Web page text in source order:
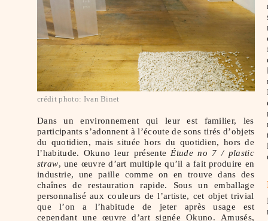
crédit photo: Ivan Binet
Dans un environnement qui leur est familier, les
participants s’adonnent à l’écoute de sons tirés d’objets
du quotidien, mais située hors du quotidien, hors de
l’habitude. Okuno leur présenteÉtude no 7 / plastic
straw, une œuvre d’art multiple qu’il a fait produire en
industrie, une paille comme on en trouve dans des
chaînes de restauration rapide. Sous un emballage
personnalisé aux couleurs de l’artiste, cet objet trivial
que l’on a l’habitude de jeter après usage est
cependant une œuvre d’art signée Okuno. Amusés,